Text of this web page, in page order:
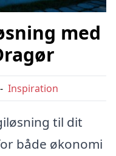
med
- Inspiration
til dit
både økonomi